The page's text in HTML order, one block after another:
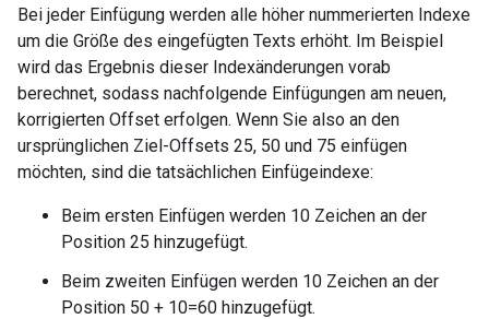
Bei jeder Einfügung werden alle höher nummerierten Indexe
um die Größe des eingefügten Texts erhöht. Im Beispiel
wird das Ergebnis dieser Indexänderungen vorab
berechnet, sodass nachfolgende Einfügungen am neuen,
korrigierten Offset erfolgen. Wenn Sie also an den
ursprünglichen Ziel-Offsets 25, 50 und 75 einfügen
möchten, sind die tatsächlichen Einfügeindexe:
Beim ersten Einfügen werden 10 Zeichen an der
Position 25 hinzugefügt.
Beim zweiten Einfügen werden 10 Zeichen an der
Position 50 + 10=60 hinzugefügt.